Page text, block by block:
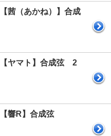
茜（あかね）】合成
ヤマト】合成弦 2
響R】合成弦